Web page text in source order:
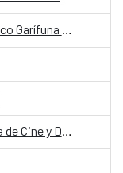
Presentación de gala del Ballet Folclórico Garífuna de Honduras